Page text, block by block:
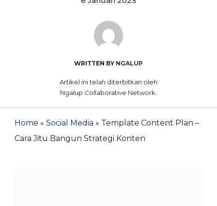
WRITTEN BY NGALUP
Artikel ini telah diterbitkan oleh
Ngalup Collaborative Network.
Home » Social Media » Template Content Plan –
Cara Jitu Bangun Strategi Konten